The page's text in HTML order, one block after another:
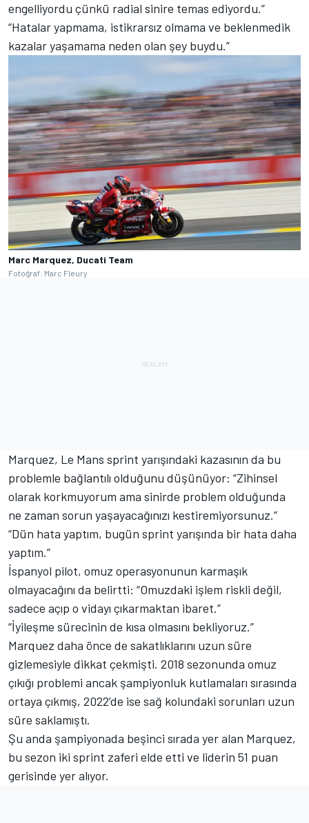
engelliyordu çünkü radial sinire temas ediyordu.”
“Hatalar yapmama, istikrarsız olmama ve beklenmedik
kazalar yaşamama neden olan şey buydu.”
Marc Marquez, Ducati Team
Fotoğraf: Marc Fleury
Marquez, Le Mans sprint yarışındaki kazasının da bu
problemle bağlantılı olduğunu düşünüyor: “Zihinsel
olarak korkmuyorum ama sinirde problem olduğunda
ne zaman sorun yaşayacağınızı kestiremiyorsunuz.”
“Dün hata yaptım, bugün sprint yarışında bir hata daha
yaptım.”
İspanyol pilot, omuz operasyonunun karmaşık
olmayacağını da belirtti: “Omuzdaki işlem riskli değil,
sadece açıp o vidayı çıkarmaktan ibaret.”
“İyileşme sürecinin de kısa olmasını bekliyoruz.”
Marquez daha önce de sakatlıklarını uzun süre
gizlemesiyle dikkat çekmişti. 2018 sezonunda omuz
çıkığı problemi ancak şampiyonluk kutlamaları sırasında
ortaya çıkmış, 2022’de ise sağ kolundaki sorunları uzun
süre saklamıştı.
Şu anda şampiyonada beşinci sırada yer alan Marquez,
bu sezon iki sprint zaferi elde etti ve liderin 51 puan
gerisinde yer alıyor.